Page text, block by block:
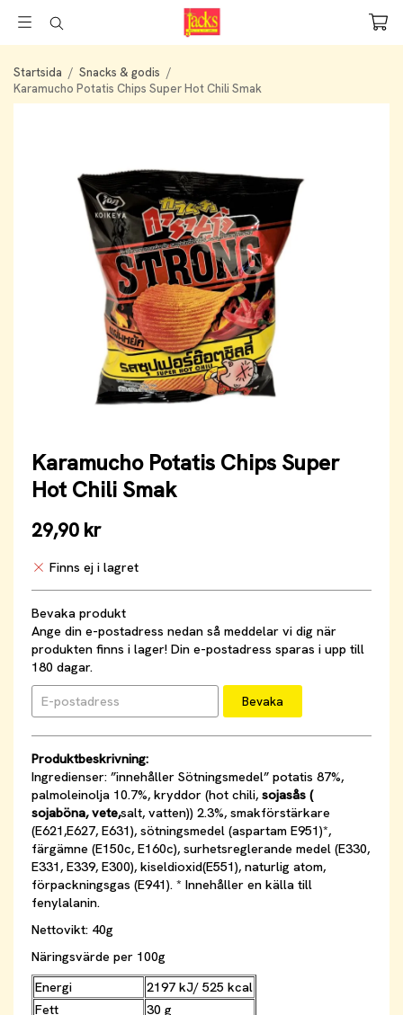
Startsida / Snacks & godis /
Karamucho Potatis Chips Super Hot Chili Smak
Karamucho Potatis Chips Super
Hot Chili Smak
29,90 kr
Finns ej i lagret
Bevaka produkt
Ange din e-postadress nedan så meddelar vi dig när
produkten finns i lager! Din e-postadress sparas i upp till
180 dagar.
Bevaka
Produktbeskrivning:
Ingredienser: ”innehåller Sötningsmedel” potatis 87%,
palmoleinolja 10.7%, kryddor (hot chili, sojasås (
sojaböna, vete,salt, vatten)) 2.3%, smakförstärkare
(E621,E627, E631), sötningsmedel (aspartam E951)*,
färgämne (E150c, E160c), surhetsreglerande medel (E330,
E331, E339, E300), kiseldioxid(E551), naturlig atom,
förpackningsgas (E941). * Innehåller en källa till
fenylalanin.
Nettovikt: 40g
Näringsvärde per 100g
Energi
2197 kJ/ 525 kcal
Fett
30 g